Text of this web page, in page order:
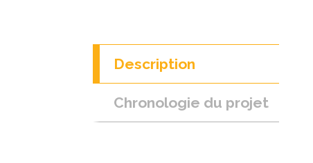
Description
Chronologie du projet